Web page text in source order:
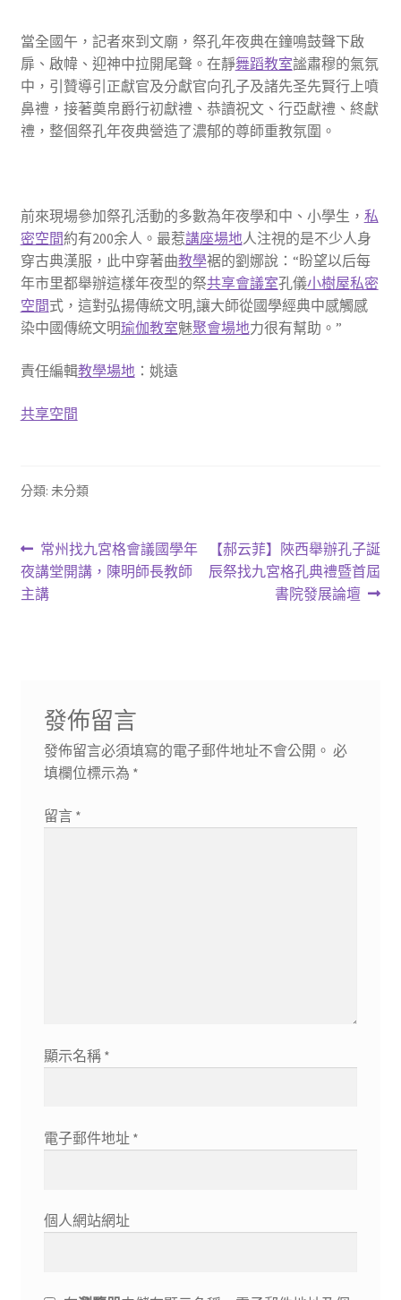
當全國午，記者來到文廟，祭孔年夜典在鐘鳴鼓聲下啟
扉、啟幃、迎神中拉開尾聲。在靜舞蹈教室謐肅穆的氣氛
中，引贊導引正獻官及分獻官向孔子及諸先圣先賢行上噴
鼻禮，接著奠帛爵行初獻禮、恭讀祝文、行亞獻禮、終獻
禮，整個祭孔年夜典營造了濃郁的尊師重教氛圍。
前來現場參加祭孔活動的多數為年夜學和中、小學生， 私
密空間約有200余人。最惹講座場地人注視的是不少人身
穿古典漢服，此中穿著曲教學裾的劉娜說：“盼望以后每
年市里都舉辦這樣年夜型的祭共享會議室孔儀小樹屋私密
空間式，這對弘揚傳統文明,讓大師從國學經典中感觸感
染中國傳統文明瑜伽教室魅聚會場地力很有幫助。”
責任編輯教學場地：姚遠
共享空間
分類: 未分類
文
章
上
一
篇
常州找九宮格會議國學年
夜講堂開講，陳明師長教師
主講
下
一
【郝云菲】陜西舉辦孔子誕
辰祭找九宮格孔典禮暨首屆
書院發展論壇
發佈留言
發佈留言必須填寫的電子郵件地址不會公開。 必
填欄位標示為 *
留言 *
顯示名稱 *
電子郵件地址 *
個人網站網址